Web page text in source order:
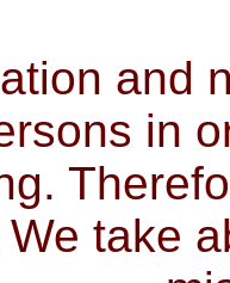
and
in
take